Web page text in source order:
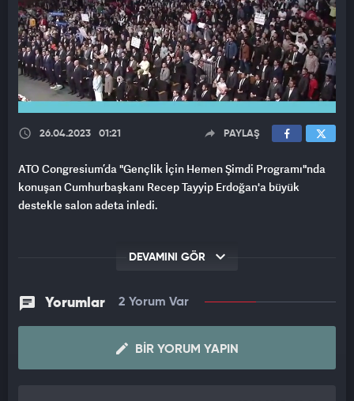
26.04.2023 01:21 PAYLAŞ
ATO Congresium’da "Gençlik İçin Hemen Şimdi Programı"nda
konuşan Cumhurbaşkanı Recep Tayyip Erdoğan'a büyük
destekle salon adeta inledi.
DEVAMINI GÖR
Yorumlar 2 Yorum Var
BIR YORUM YAPIN